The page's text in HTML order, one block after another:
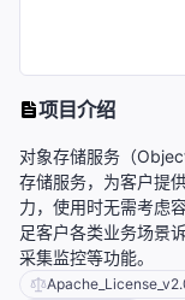
项目介绍
对象存储服务（
存储服务，为客户提
力，使用时无需考虑
足客户各类业务场景
采集监控等功能。